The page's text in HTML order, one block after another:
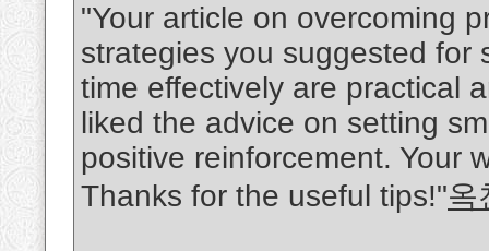
"Your article on overcoming
strategies you suggested for
time effectively are practical
liked the advice on setting
positive reinforcement. Your
Thanks for the useful tips!"옥